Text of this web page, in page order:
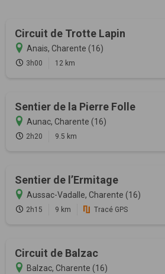
Circuit de Trotte Lapin
Anais, Charente (16)
3h00 12 km
Sentier de la Pierre Folle
Aunac, Charente (16)
2h20 9.5 km
Sentier de l’Ermitage
Aussac-Vadalle, Charente (16)
2h15 9 km Tracé GPS
Circuit de Balzac
Balzac, Charente (16)